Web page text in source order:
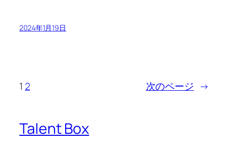
2024年1月19日
1 2 次のページ →
Talent Box